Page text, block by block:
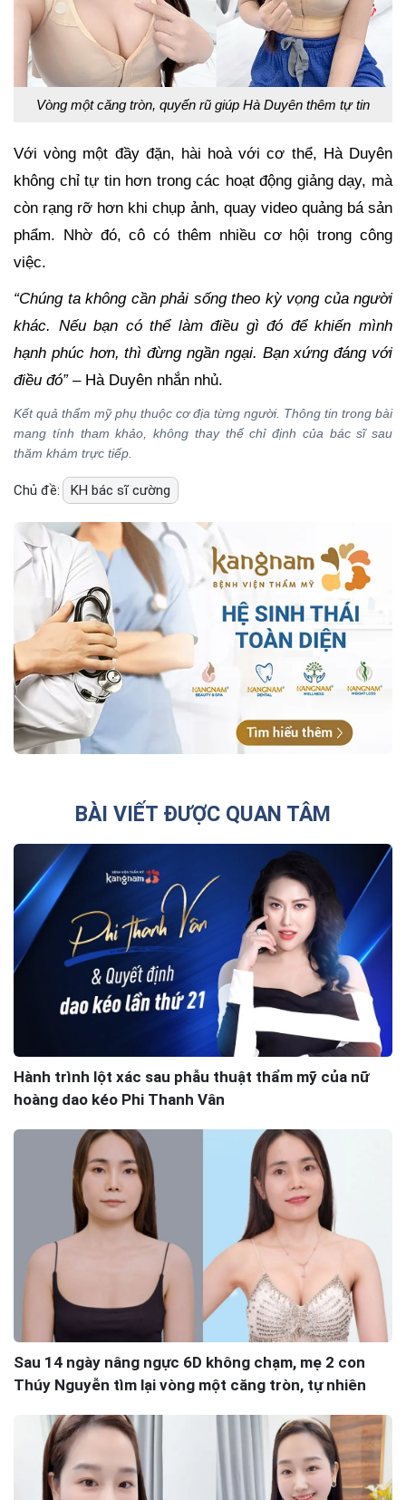
Vòng một căng tròn, quyến rũ giúp Hà Duyên thêm tự tin
Với vòng một đầy đặn, hài hoà với cơ thể, Hà Duyên
không chỉ tự tin hơn trong các hoạt động giảng dạy, mà
còn rạng rỡ hơn khi chụp ảnh, quay video quảng bá sản
phẩm. Nhờ đó, cô có thêm nhiều cơ hội trong công
việc.
“Chúng ta không cần phải sống theo kỳ vọng của người
khác. Nếu bạn có thể làm điều gì đó để khiến mình
hạnh phúc hơn, thì đừng ngần ngại. Bạn xứng đáng với
điều đó”– Hà Duyên nhắn nhủ.
Kết quả thẩm mỹ phụ thuộc cơ địa từng người. Thông tin trong bài
mang tính tham khảo, không thay thế chỉ định của bác sĩ sau
thăm khám trực tiếp.
Chủ đề: KH bác sĩ cường
BÀI VIẾT ĐƯỢC QUAN TÂM
Hành trình lột xác sau phẫu thuật thẩm mỹ của nữ
hoàng dao kéo Phi Thanh Vân
Sau 14 ngày nâng ngực 6D không chạm, mẹ 2 con
Thúy Nguyễn tìm lại vòng một căng tròn, tự nhiên